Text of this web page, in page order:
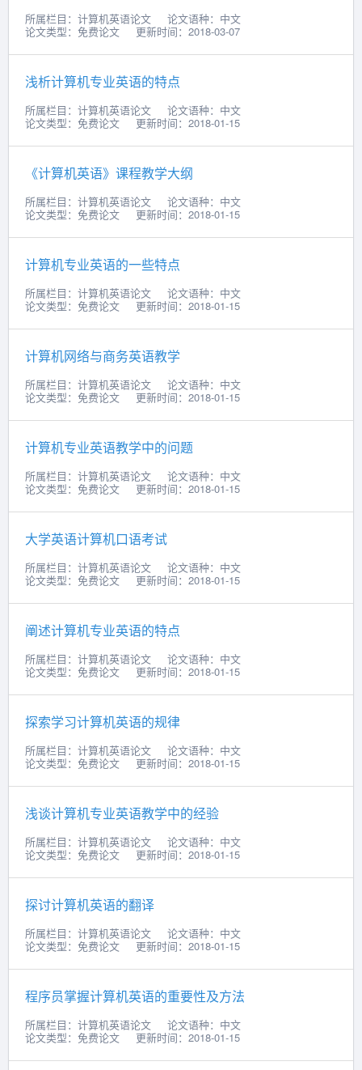
所属栏目：计算机英语论文
论文语种：中文
论文类型：免费论文
更新时间：2018-03-07
浅析计算机专业英语的特点
所属栏目：计算机英语论文
论文语种：中文
论文类型：免费论文
更新时间：2018-01-15
《计算机英语》课程教学大纲
所属栏目：计算机英语论文
论文语种：中文
论文类型：免费论文
更新时间：2018-01-15
计算机专业英语的一些特点
所属栏目：计算机英语论文
论文语种：中文
论文类型：免费论文
更新时间：2018-01-15
计算机网络与商务英语教学
所属栏目：计算机英语论文
论文语种：中文
论文类型：免费论文
更新时间：2018-01-15
计算机专业英语教学中的问题
所属栏目：计算机英语论文
论文语种：中文
论文类型：免费论文
更新时间：2018-01-15
大学英语计算机口语考试
所属栏目：计算机英语论文
论文语种：中文
论文类型：免费论文
更新时间：2018-01-15
阐述计算机专业英语的特点
所属栏目：计算机英语论文
论文语种：中文
论文类型：免费论文
更新时间：2018-01-15
探索学习计算机英语的规律
所属栏目：计算机英语论文
论文语种：中文
论文类型：免费论文
更新时间：2018-01-15
浅谈计算机专业英语教学中的经验
所属栏目：计算机英语论文
论文语种：中文
论文类型：免费论文
更新时间：2018-01-15
探讨计算机英语的翻译
所属栏目：计算机英语论文
论文语种：中文
论文类型：免费论文
更新时间：2018-01-15
程序员掌握计算机英语的重要性及方法
所属栏目：计算机英语论文
论文语种：中文
论文类型：免费论文
更新时间：2018-01-15